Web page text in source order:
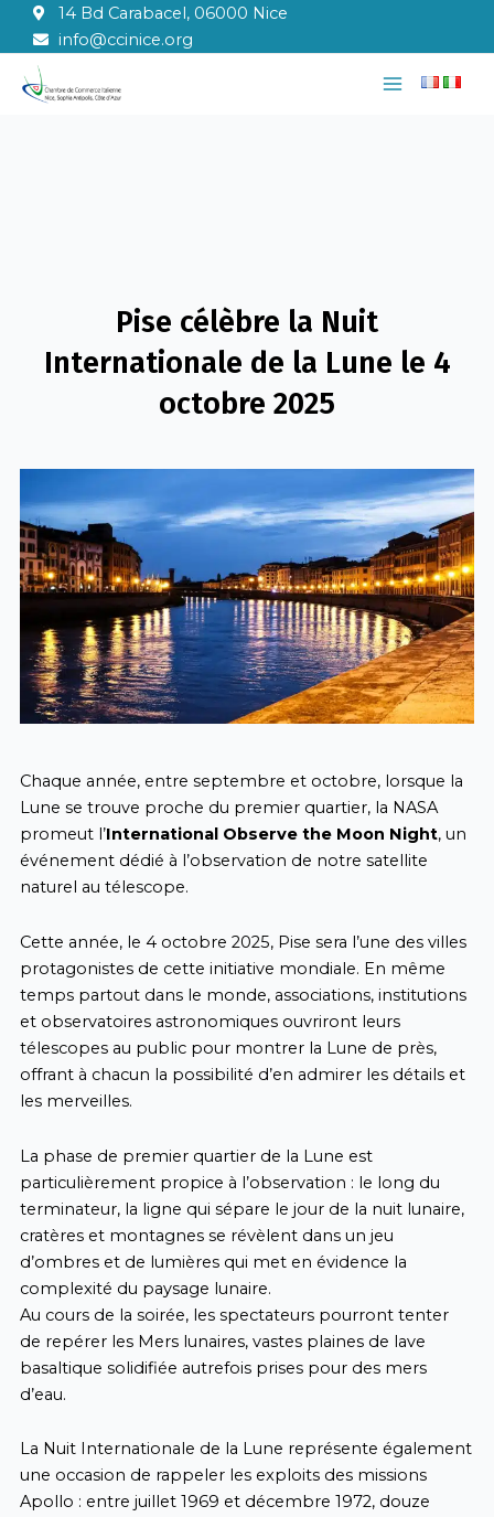
contenu
14 Bd Carabacel, 06000 Nice
info@ccinice.org
Main
Pise célèbre la Nuit
Internationale de la Lune le 4
octobre 2025
Chaque année, entre septembre et octobre, lorsque la
Lune se trouve proche du premier quartier, la NASA
promeut l’International Observe the Moon Night, un
événement dédié à l’observation de notre satellite
naturel au télescope.
Cette année, le 4 octobre 2025, Pise sera l’une des villes
protagonistes de cette initiative mondiale. En même
temps partout dans le monde, associations, institutions
et observatoires astronomiques ouvriront leurs
télescopes au public pour montrer la Lune de près,
offrant à chacun la possibilité d’en admirer les détails et
les merveilles.
La phase de premier quartier de la Lune est
particulièrement propice à l’observation : le long du
terminateur, la ligne qui sépare le jour de la nuit lunaire,
cratères et montagnes se révèlent dans un jeu
d’ombres et de lumières qui met en évidence la
complexité du paysage lunaire.
Au cours de la soirée, les spectateurs pourront tenter
de repérer les Mers lunaires, vastes plaines de lave
basaltique solidifiée autrefois prises pour des mers
d’eau.
La Nuit Internationale de la Lune représente également
une occasion de rappeler les exploits des missions
Apollo : entre juillet 1969 et décembre 1972, douze